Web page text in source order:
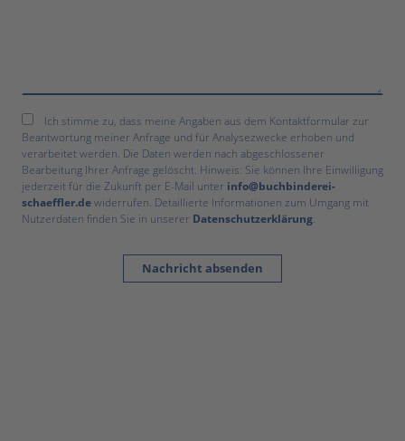
Ich stimme zu, dass meine Angaben aus dem Kontaktformular zur
Beantwortung meiner Anfrage und für Analysezwecke erhoben und
verarbeitet werden. Die Daten werden nach abgeschlossener
Bearbeitung Ihrer Anfrage gelöscht. Hinweis: Sie können Ihre Einwilligung
jederzeit für die Zukunft per E-Mail unter info@buchbinderei-
schaeffler.dewiderrufen. Detaillierte Informationen zum Umgang mit
Nutzerdaten finden Sie in unserer Datenschutzerklärung.
Nachricht absenden